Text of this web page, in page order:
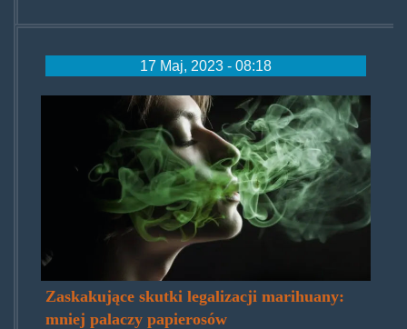
17 Maj, 2023 - 08:18
legalizacja-
marihuany-
zmniejszyla-
palaczy-
tytoniu-
696x390.jpg.jpg
Zaskakujące skutki legalizacji marihuany:
mniej palaczy papierosów